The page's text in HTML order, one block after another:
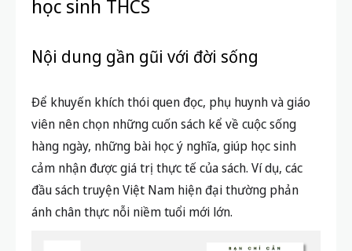
học sinh THCS
Nội dung gần gũi với đời sống
Để khuyến khích thói quen đọc, phụ huynh và giáo
viên nên chọn những cuốn sách kể về cuộc sống
hàng ngày, những bài học ý nghĩa, giúp học sinh
cảm nhận được giá trị thực tế của sách. Ví dụ, các
đầu sách truyện Việt Nam hiện đại thường phản
ánh chân thực nỗi niềm tuổi mới lớn.